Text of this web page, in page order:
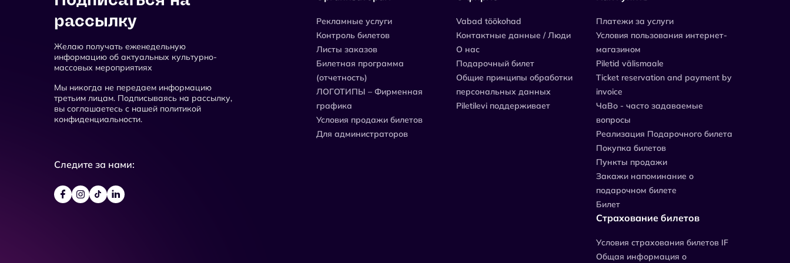
рассылку
Желаю получать еженедельную
информацию об актуальных культурно-
массовых мероприятиях
Мы никогда не передаем информацию
третьим лицам. Подписываясь на рассылку,
вы соглашаетесь с нашей политикой
конфиденциальности.
Следите за нами:
Рекламные услуги
Контроль билетов
Листы заказов
Билетная программа
(отчетность)
ЛОГОТИПЫ – Фирменная
графика
Условия продажи билетов
Для администраторов
Vabad töökohad
Контактные данные / Люди
О нас
Подарочный билет
Общие принципы обработки
персональных данных
Piletilevi поддерживает
Платежи за услуги
Условия пользования интернет-
магазином
Piletid välismaale
Ticket reservation and payment by
invoice
ЧаВо - часто задаваемые
вопросы
Реализация Подарочного билета
Покупка билетов
Пункты продажи
Закажи напоминание о
подарочном билете
Билет
Страхование билетов
Уcловия страхования билетов IF
Общая информация о